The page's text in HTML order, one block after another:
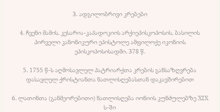
3. ადგილობრივი კრებები
4. ჩვენი მამის, კესარია-კაპადოკიის არქიეპისკოპოსის, ბასილის
პირველი კანონიკური ეპისტოლე ამფილოქე იკონიის
ეპისკოპოსისადმი, 378 წ.
5. 1755 წ-ს აღმოსავლელ პატრიარქთა კრების განსაზღვრება
დასავლელ ქრისტიანთა ნათლისღებასთან დაკავშირებით
6. ლათინთა (განმეორებითი) ნათლისღება იონიის კუნძულებზე XIX
ს-ში